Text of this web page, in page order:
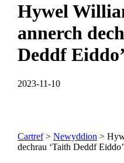
Hywel
annerch
Deddf Eiddo’
2023-11-10
Cartref> Newyddion >
dechrau ‘Taith Deddf Eiddo’